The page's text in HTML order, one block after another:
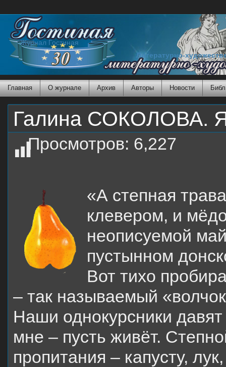
Журнал Гостиная
Литературно-
Главная О журнале Архив Авторы Новости
Галина СОКОЛОВА.
Просмотров: 6,227
«А степная
клевером, и
неописуемой
пустынном
Вот тихо
– так называемый
Наши однокурсники давят
мне – пусть живёт.
пропитания – капусту,